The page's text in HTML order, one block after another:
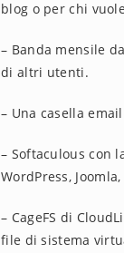
blog o per chi
– Banda mensile
di altri utenti.
– Una casella
– Softaculous con
WordPress,
– CageFS di
file di sistema